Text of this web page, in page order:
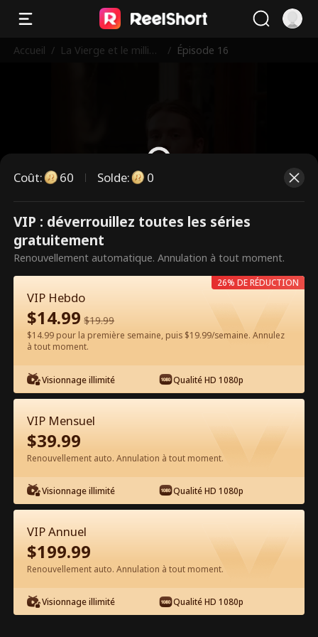
Accueil / La Vierge et le milliar
/ Épisode 16
Ce sont des épisodes payants.
Débloquez pour regarder.
Regarder gratuitement sur l'App
Épisode 16 - La Vierge et le
milliardaire Film complet
1-50 51-76 Tous les épisodes
Coût: 60 Solde: 0
VIP : déverrouillez toutes les séries
gratuitement
Renouvellement automatique. Annulation à tout moment.
VIP Hebdo
$14.99 $19.99
$14.99 pour la première semaine, puis $19.99/semaine. Annulez
à tout moment.
Visionnage illimité Qualité HD 1080p
26% DE RÉDUCTION
VIP Mensuel
$39.99
Renouvellement auto. Annulation à tout moment.
Visionnage illimité Qualité HD 1080p
VIP Annuel
$199.99
Renouvellement auto. Annulation à tout moment.
Visionnage illimité Qualité HD 1080p